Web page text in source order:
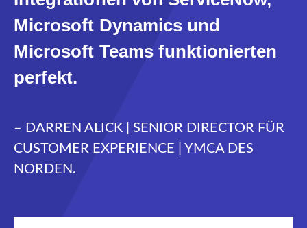
Microsoft Dynamics und
Microsoft Teams funktionierten
perfekt.
– DARREN ALICK | SENIOR DIRECTOR FÜR
CUSTOMER EXPERIENCE | YMCA DES
NORDEN.